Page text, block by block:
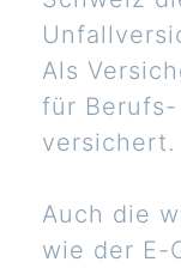
Als
für
versichert.
Auch die
wie der E-